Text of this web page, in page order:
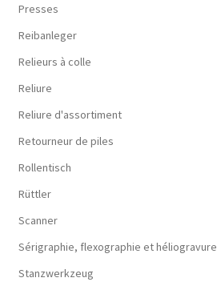
Presses
Reibanleger
Relieurs à colle
Reliure
Reliure d'assortiment
Retourneur de piles
Rollentisch
Rüttler
Scanner
Sérigraphie, flexographie et héliogravure
Stanzwerkzeug